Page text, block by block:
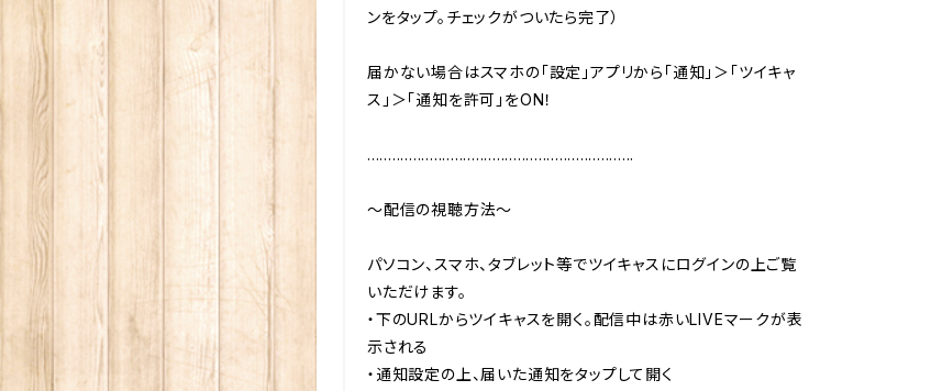
ンをタップ。チェックがついたら完了）
届かない場合はスマホの「設定」アプリから「通知」＞「ツイキャ
ス」＞「通知を許可」をON！
................................................................
〜配信の視聴方法〜
パソコン、スマホ、タブレット等でツイキャスにログインの上ご覧
いただけます。
・下のURLからツイキャスを開く。配信中は赤いLIVEマークが表
示される
・通知設定の上、届いた通知をタップして開く